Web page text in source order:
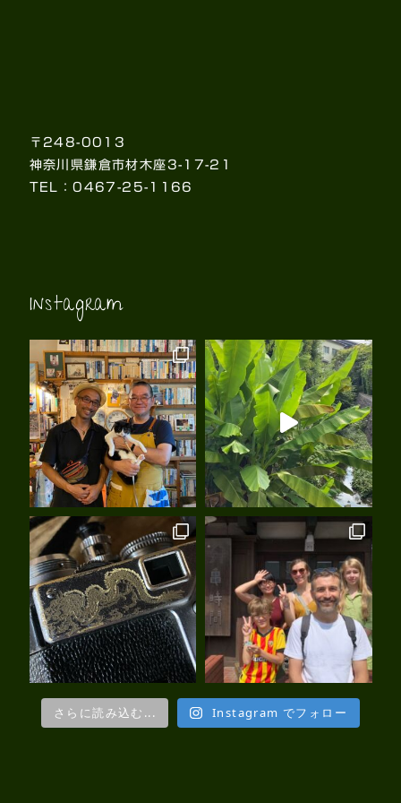
〒248-0013
神奈川県鎌倉市材木座3-17-21
TEL：0467-25-1166
Instagram
さらに読み込む... Instagram でフォロー